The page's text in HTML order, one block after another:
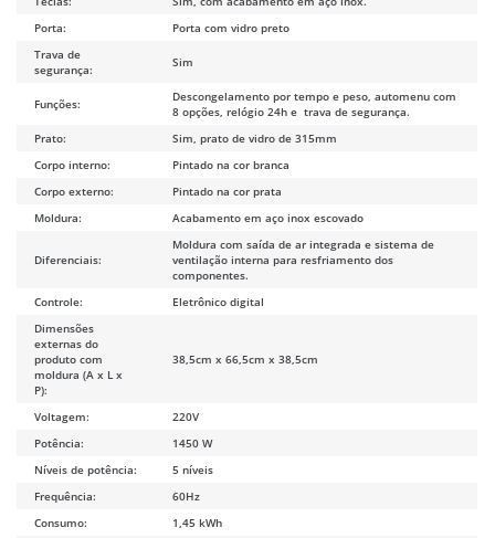
Porta:
Porta com vidro preto
Trava de
segurança:
Sim
Funções:
Descongelamento por tempo e peso, automenu com
8 opções, relógio 24h e trava de segurança.
Prato:
Sim, prato de vidro de 315mm
Corpo interno:
Pintado na cor branca
Corpo externo:
Pintado na cor prata
Moldura:
Acabamento em aço inox escovado
Diferenciais:
Moldura com saída de ar integrada e sistema de
ventilação interna para resfriamento dos
componentes.
Controle:
Eletrônico digital
Dimensões
externas do
produto com
moldura (A x L x
P):
38,5cm x 66,5cm x 38,5cm
Voltagem:
220V
Potência:
1450 W
Níveis de potência:
5 níveis
Frequência:
60Hz
Consumo:
1,45 kWh